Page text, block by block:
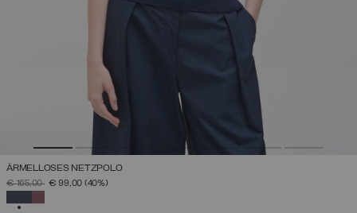
ÄRMELLOSES NETZPOLO
PREIS REDUZIERT VON
€ 165,00AUF
€ 99,00 (40%)